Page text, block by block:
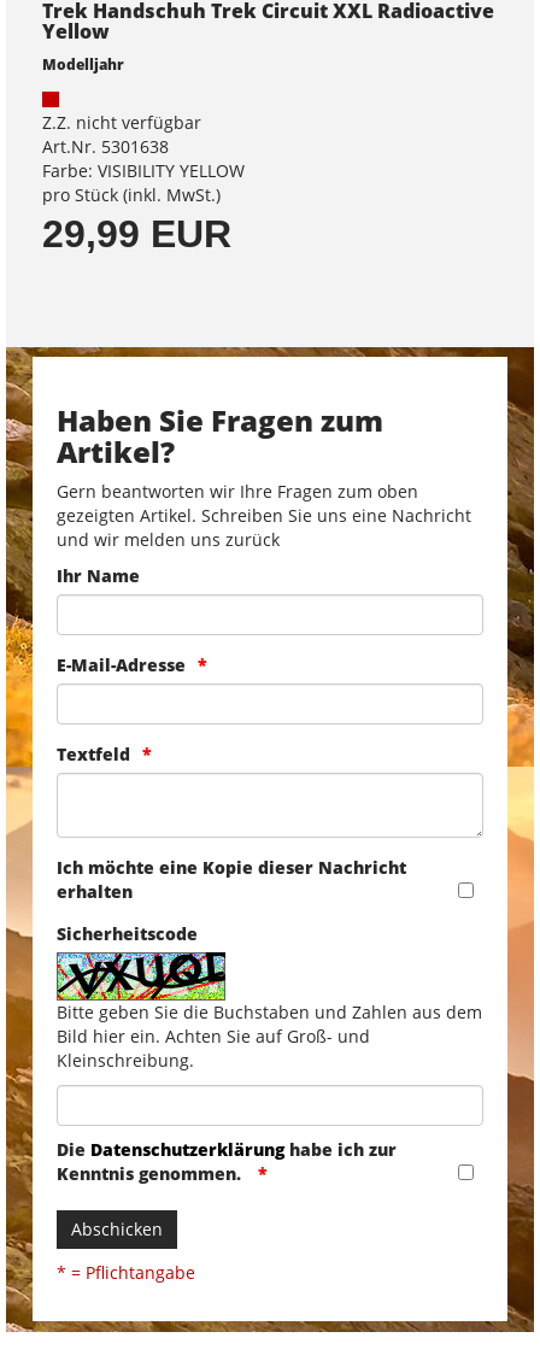
Trek Handschuh Trek Circuit XXL Radioactive
Yellow
Modelljahr
Z.Z. nicht verfügbar
Art.Nr. 5301638
Farbe: VISIBILITY YELLOW
pro Stück (inkl. MwSt.)
29,99 EUR
Haben Sie Fragen zum
Artikel?
Gern beantworten wir Ihre Fragen zum oben
gezeigten Artikel. Schreiben Sie uns eine Nachricht
und wir melden uns zurück
Ihr Name
E-Mail-Adresse
Textfeld
Ich möchte eine Kopie dieser Nachricht
erhalten
Sicherheitscode
Bitte geben Sie die Buchstaben und Zahlen aus dem
Bild hier ein. Achten Sie auf Groß- und
Kleinschreibung.
Die Datenschutzerklärunghabe ich zur
Kenntnis genommen.
Abschicken
* = Pflichtangabe